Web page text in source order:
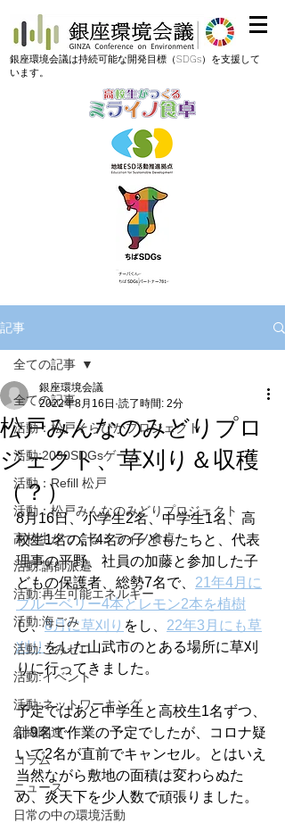
​銀座環境会議は持続可能な開発目標（SDGs）を支援して
います。
記事
全ての記事
活動：松戸そらぴかプロジェクト
活動:2030SDGsゲーム
活動：Refill 松戸
活動：松戸みんなのみどりプロジェクト
高校生がつくるミライノ食卓
活動:講師派遣
活動:再生可能エネルギー
活動:海ごみ
活動:ごみゼロ
活動:イベント
活動:ネットワーキング
組織関連
コラム
ニュース
日常の中の環境活動
全ての記事
松戸みんなのみどりプロ
ジェクト、草刈り＆収穫
（？）
銀座環境会議
2022年8月16日 読了時間: 2分
8月16日、小学生2名、中学生1名、高
校生1名の計4名の子どもたちと、代表
理事の平野、社員の加藤と参加した子
どもの保護者、総勢7名で、 21年4月に
ブルーベリー4本とレモン2本を植樹
し、8月に草刈り をし、 22年3月にも草
刈り をした山武市のとある場所に草刈
りに行ってきました。
予定ではあと中学生と高校生1名ずつ、
計9名で作業の予定でしたが、コロナ疑
いで2名が直前でキャンセル。とはいえ
当然ながら敷地の面積は変わらぬた
め、炎天下を少人数で頑張りました。